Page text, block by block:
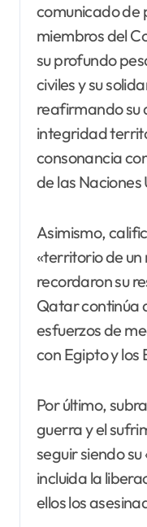
comunicado de
miembros del
su profundo
civiles y su
reafirmando su
integridad
consonancia
de las Naciones
Asimismo,
«territorio de
recordaron su
Qatar continúa
esfuerzos de
con Egipto y los
Por último,
guerra y el
seguir siendo
incluida la
ellos los